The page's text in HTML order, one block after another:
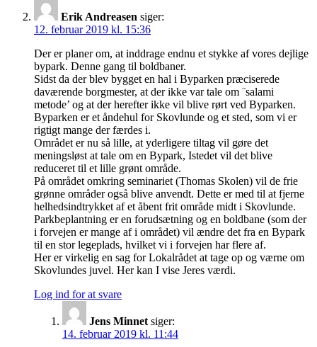
Erik Andreasen siger:
12. februar 2019 kl. 15:36
Der er planer om, at inddrage endnu et stykke af vores dejlige
bypark. Denne gang til boldbaner.
Sidst da der blev bygget en hal i Byparken præciserede
daværende borgmester, at der ikke var tale om ¨salami
metode’ og at der herefter ikke vil blive rørt ved Byparken.
Byparken er et åndehul for Skovlunde og et sted, som vi er
rigtigt mange der færdes i.
Området er nu så lille, at yderligere tiltag vil gøre det
meningsløst at tale om en Bypark, Istedet vil det blive
reduceret til et lille grønt område.
På området omkring seminariet (Thomas Skolen) vil de frie
grønne områder også blive anvendt. Dette er med til at fjerne
helhedsindtrykket af et åbent frit område midt i Skovlunde.
Parkbeplantning er en forudsætning og en boldbane (som der
i forvejen er mange af i området) vil ændre det fra en Bypark
til en stor legeplads, hvilket vi i forvejen har flere af.
Her er virkelig en sag for Lokalrådet at tage op og værne om
Skovlundes juvel. Her kan I vise Jeres værdi.
Log ind for at svare
Jens Minnet siger:
14. februar 2019 kl. 11:44